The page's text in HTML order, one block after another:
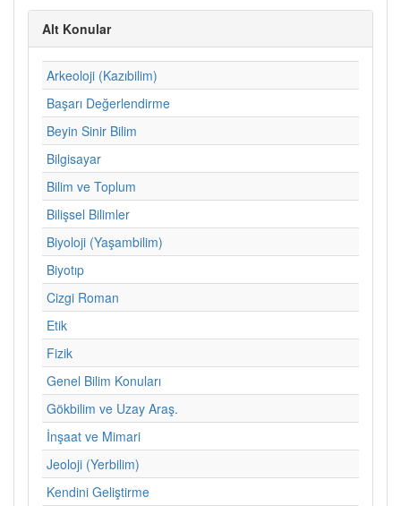
Alt Konular
Arkeoloji (Kazıbilim)
Başarı Değerlendirme
Beyin Sinir Bilim
Bilgisayar
Bilim ve Toplum
Bilişsel Bilimler
Biyoloji (Yaşambilim)
Biyotıp
Cizgi Roman
Etik
Fizik
Genel Bilim Konuları
Gökbilim ve Uzay Araş.
İnşaat ve Mimari
Jeoloji (Yerbilim)
Kendini Geliştirme